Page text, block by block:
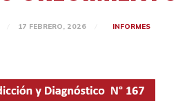
17 FEBRERO, 2026 INFORMES